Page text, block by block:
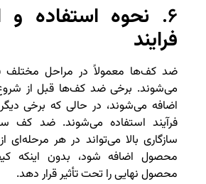
۶. نحوه استفاده و
فرایند
ضد کف‌ها معمولاً در مراحل مختلف
می‌شوند. برخی ضد کف‌ها قبل از
اضافه می‌شوند، در حالی که برخی
فرآیند استفاده می‌شوند. ضد کف
سازگاری بالا می‌تواند در هر مرحله‌ای
محصول اضافه شود، بدون اینکه
محصول نهایی را تحت تأثیر قرار دهد.